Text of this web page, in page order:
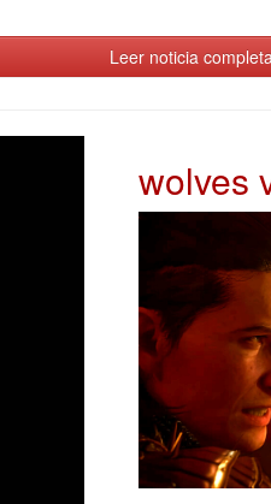
Leer noticia
wolves